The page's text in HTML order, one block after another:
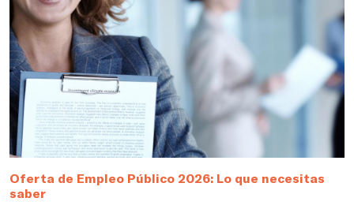
Oferta de Empleo Público 2026: Lo que necesitas
saber